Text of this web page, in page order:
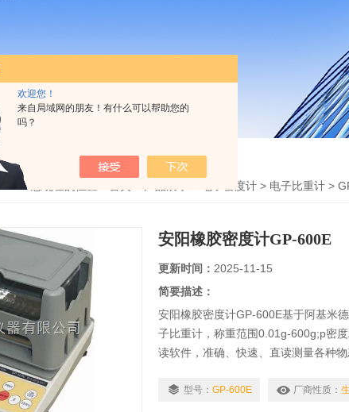
欢迎您！
来自局域网的朋友！有什么可以帮助您的
吗？
电子密度计 > 电子比重计 >
安阳橡胶密度计GP-600E
更新时间： 2025-11-15
简要描述：
安阳橡胶密度计GP-600E基于阿基米
子比重计，称重范围0.01g-600g;p密
读软件，准确、快速、直读测量各种
合金、复合材料...等
型号： GP-600E 厂商性质：